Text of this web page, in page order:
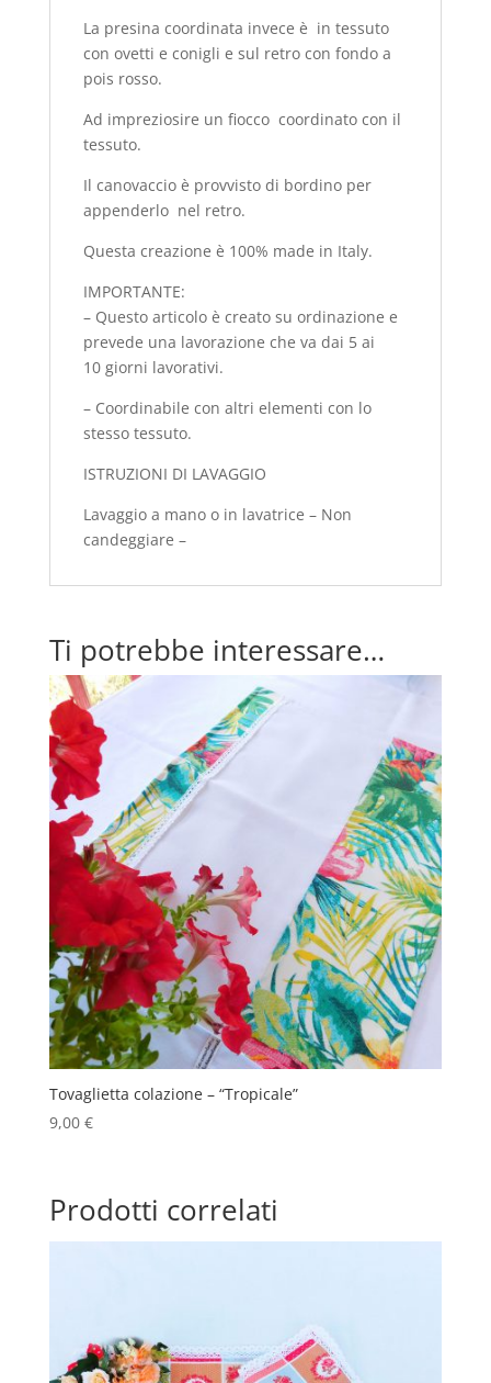
La presina coordinata invece è in tessuto
con ovetti e conigli e sul retro con fondo a
pois rosso.
Ad impreziosire un fiocco coordinato con il
tessuto.
Il canovaccio è provvisto di bordino per
appenderlo nel retro.
Questa creazione è 100% made in Italy.
IMPORTANTE:
– Questo articolo è creato su ordinazione e
prevede una lavorazione che va dai 5 ai
10 giorni lavorativi.
– Coordinabile con altri elementi con lo
stesso tessuto.
ISTRUZIONI DI LAVAGGIO
Lavaggio a mano o in lavatrice – Non
candeggiare –
Ti potrebbe interessare…
Tovaglietta colazione – “Tropicale”
9,00 €
Prodotti correlati